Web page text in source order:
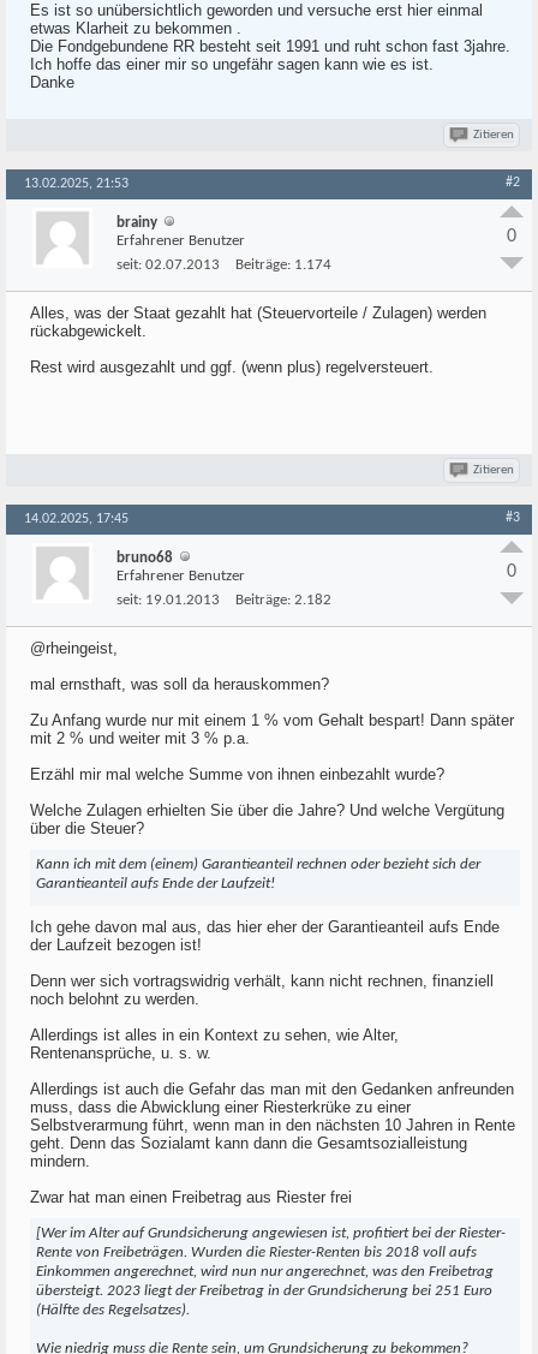
Es ist so unübersichtlich geworden und versuche erst hier einmal
etwas Klarheit zu bekommen .
Die Fondgebundene RR besteht seit 1991 und ruht schon fast 3jahre.
Ich hoffe das einer mir so ungefähr sagen kann wie es ist.
Danke
Zitieren
13.02.2025, 21:53 #2
brainy
Erfahrener Benutzer
seit: 02.07.2013 Beiträge: 1.174
0
Alles, was der Staat gezahlt hat (Steuervorteile / Zulagen) werden
rückabgewickelt.
Rest wird ausgezahlt und ggf. (wenn plus) regelversteuert.
Zitieren
14.02.2025, 17:45 #3
bruno68
Erfahrener Benutzer
seit: 19.01.2013 Beiträge: 2.182
0
@rheingeist,
mal ernsthaft, was soll da herauskommen?
Zu Anfang wurde nur mit einem 1 % vom Gehalt bespart! Dann später
mit 2 % und weiter mit 3 % p.a.
Erzähl mir mal welche Summe von ihnen einbezahlt wurde?
Welche Zulagen erhielten Sie über die Jahre? Und welche Vergütung
über die Steuer?
Kann ich mit dem (einem) Garantieanteil rechnen oder bezieht sich der
Garantieanteil aufs Ende der Laufzeit!
Ich gehe davon mal aus, das hier eher der Garantieanteil aufs Ende
der Laufzeit bezogen ist!
Denn wer sich vortragswidrig verhält, kann nicht rechnen, finanziell
noch belohnt zu werden.
Allerdings ist alles in ein Kontext zu sehen, wie Alter,
Rentenansprüche, u. s. w.
Allerdings ist auch die Gefahr das man mit den Gedanken anfreunden
muss, dass die Abwicklung einer Riesterkrüke zu einer
Selbstverarmung führt, wenn man in den nächsten 10 Jahren in Rente
geht. Denn das Sozialamt kann dann die Gesamtsozialleistung
mindern.
Zwar hat man einen Freibetrag aus Riester frei
[Wer im Alter auf Grundsicherung angewiesen ist, profitiert bei der Riester-
Rente von Freibeträgen. Wurden die Riester-Renten bis 2018 voll aufs
Einkommen angerechnet, wird nun nur angerechnet, was den Freibetrag
übersteigt. 2023 liegt der Freibetrag in der Grundsicherung bei 251 Euro
(Hälfte des Regelsatzes).
Wie niedrig muss die Rente sein, um Grundsicherung zu bekommen?